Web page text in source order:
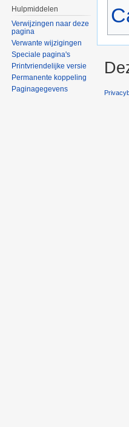
Hulpmiddelen
Verwijzingen naar deze
pagina
Verwante wijzigingen
Speciale pagina's
Printvriendelijke versie
Permanente koppeling
Paginagegevens